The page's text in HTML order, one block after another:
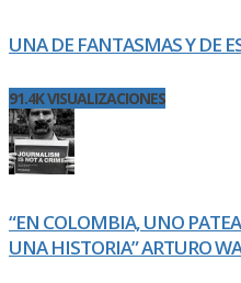
UNA DE FANTASMAS Y DE
91.4K VISUALIZACIONES
“EN COLOMBIA, UNO
UNA HISTORIA” ARTURO